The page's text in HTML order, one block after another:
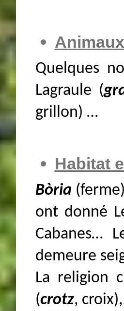
Animaux
Quelques
Lagraule (
grillon) …
Habitat
Bòria
ont donné
Cabanes…
demeure
La religion
(crotz,